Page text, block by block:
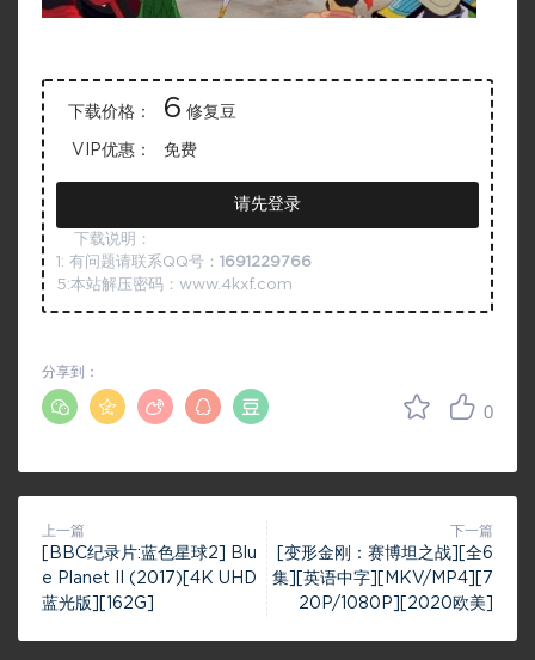
下载价格： 6 修复豆
VIP优惠： 免费
请先登录
下载说明：
1: 有问题请联系QQ号： 1691229766
5:本站解压密码：www.4kxf.com
0
分享到：
上一篇
[BBC纪录片:蓝色星球2] Blu
e Planet II (2017)[4K UHD
蓝光版][162G]
下一篇
[变形金刚：赛博坦之战][全6
集][英语中字][MKV/MP4][7
20P/1080P][2020欧美]